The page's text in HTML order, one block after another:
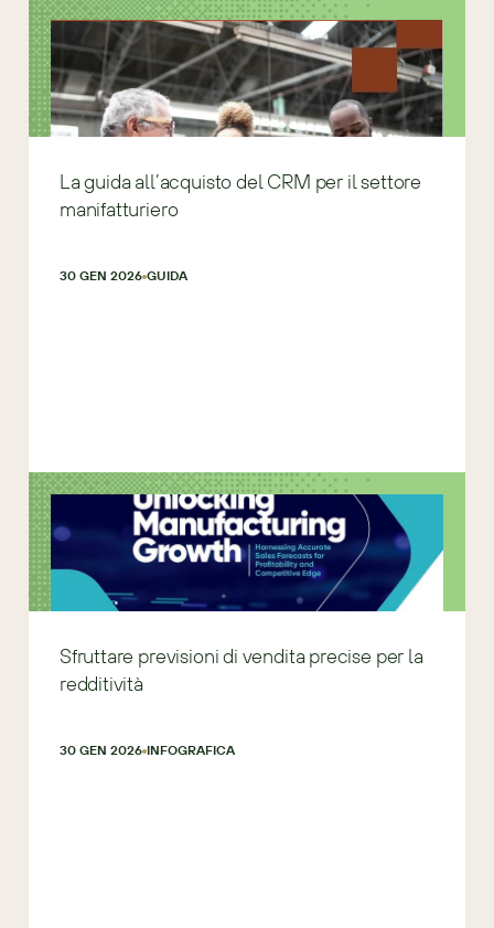
La guida all’acquisto del CRM per il settore
manifatturiero
30 GEN 2026 GUIDA
Sfruttare previsioni di vendita precise per la
redditività
30 GEN 2026 INFOGRAFICA